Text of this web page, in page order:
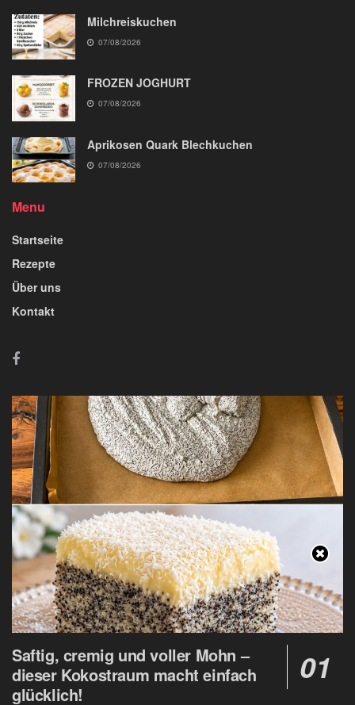
Milchreiskuchen
07/08/2026
FROZEN JOGHURT
07/08/2026
Aprikosen Quark Blechkuchen
07/08/2026
Menu
Startseite
Rezepte
Über uns
Kontakt
Saftig, cremig und voller Mohn –
dieser Kokostraum macht einfach
glücklich!